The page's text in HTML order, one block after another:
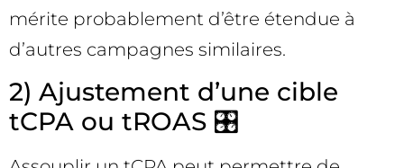
mérite probablement d’être étendue à
d’autres campagnes similaires.
2) Ajustement d’une cible
tCPA ou tROAS 🎛️